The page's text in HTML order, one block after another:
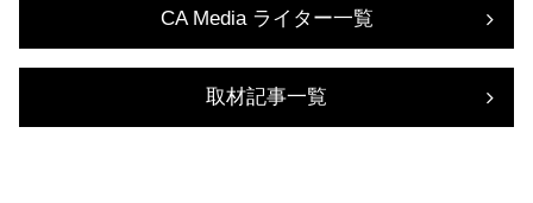
CA Media ライター一覧
取材記事一覧